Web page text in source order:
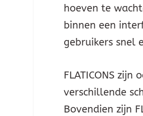
hoeven te
binnen een
gebruikers snel
FLATICONS
verschillende
Bovendien zijn